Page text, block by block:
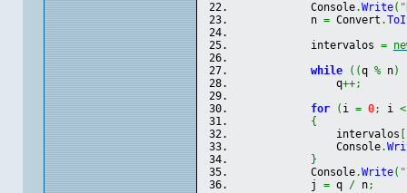
Console.Write(
n = Convert .
intervalos =
while
( (q % n)
q++;
for
( i = 0; i <
{
intervalos
Console.
}
Console.Write( "
j = q / n;